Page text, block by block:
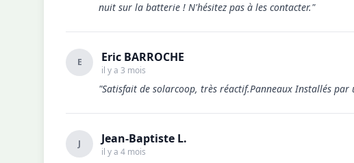
nuit sur la batterie ! N'hésitez pas à les contacter."
E Eric BARROCHE
il y a 3 mois
"Satisfait de solarcoop, très réactif.Panneaux Installés par
J Jean-Baptiste L.
il y a 4 mois